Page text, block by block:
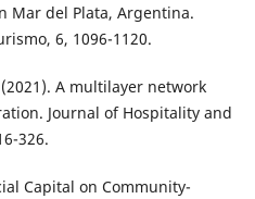
Mar del Plata, Argentina.
6, 1096-1120.
A multilayer network
Journal of Hospitality and
326.
Capital on Community-